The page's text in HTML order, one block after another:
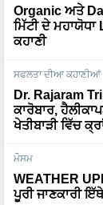
Organic ਅਤੇ
ਮਿੱਟੀ ਦੇ ਮਹਾਯੋਧਾ
ਕਹਾਣੀ
ਸਫਲਤਾ ਦੀਆ ਕਹਾਣੀਆਂ
Dr. Rajaram
ਕਾਰੋਬਾਰ,
ਖੇਤੀਬਾੜੀ ਵਿੱਚ
ਮੌਸਮ
WEATHER
ਪੂਰੀ ਜਾਣਕਾਰੀ